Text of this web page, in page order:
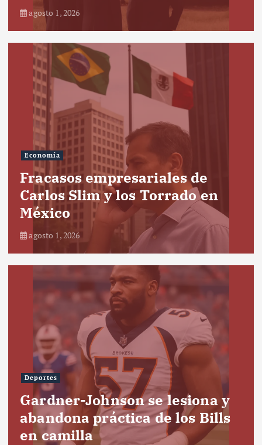
agosto 1, 2026
Economía
Fracasos empresariales de
Carlos Slim y los Torrado en
México
agosto 1, 2026
Deportes
Gardner-Johnson se lesiona y
abandona práctica de los Bills
en camilla